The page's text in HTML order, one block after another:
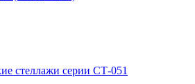
стеллажи серии СТ-051